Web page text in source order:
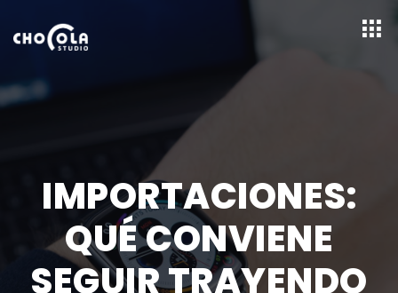
IMPORTACIONES:
QUÉ CONVIENE
SEGUIR TRAYENDO